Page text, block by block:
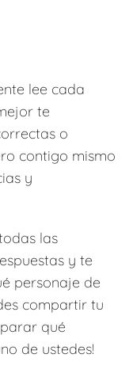
lee cada
te
o
contigo mismo
y
las
y te
personaje de
compartir tu
qué
de ustedes!